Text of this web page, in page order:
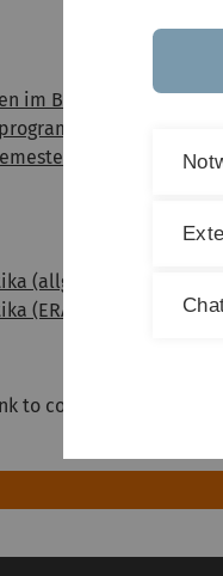
im Bereich Physik
(allgemein)
(ERASMUS+ SMT)
to come soon)